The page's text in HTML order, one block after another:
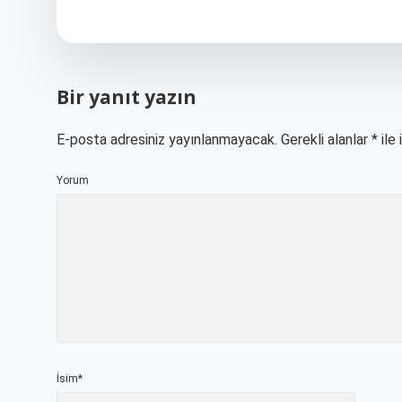
Bir yanıt yazın
E-posta adresiniz yayınlanmayacak. Gerekli alanlar * ile
Yorum
İsim*